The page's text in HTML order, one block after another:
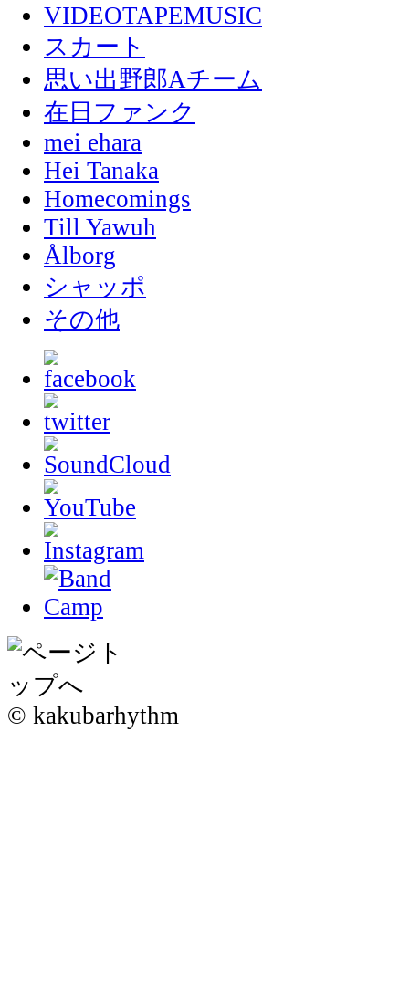
VIDEOTAPEMUSIC
スカート
思い出野郎Aチーム
在日ファンク
mei ehara
Hei Tanaka
Homecomings
Till Yawuh
Ålborg
シャッポ
その他
© kakubarhythm